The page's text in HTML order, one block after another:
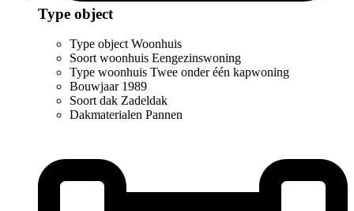
Type object
Type object Woonhuis
Soort woonhuis Eengezinswoning
Type woonhuis Twee onder één kapwoning
Bouwjaar 1989
Soort dak Zadeldak
Dakmaterialen Pannen